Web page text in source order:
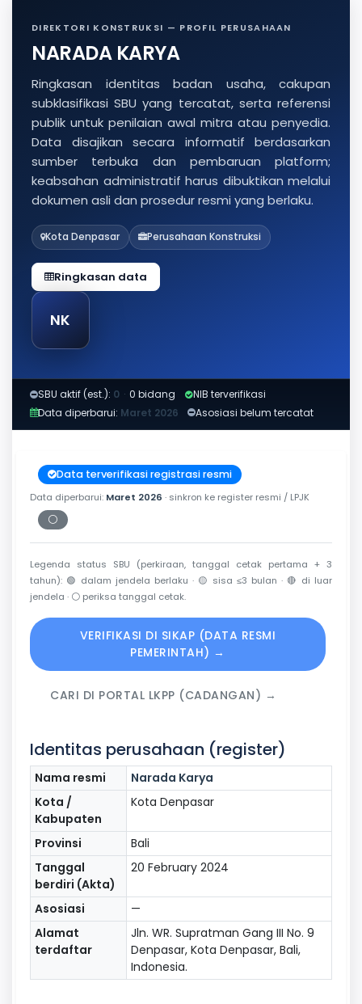
DIREKTORI KONSTRUKSI — PROFIL PERUSAHAAN
NARADA KARYA
Ringkasan identitas badan usaha, cakupan
subklasifikasi SBU yang tercatat, serta referensi
publik untuk penilaian awal mitra atau penyedia.
Data disajikan secara informatif berdasarkan
sumber terbuka dan pembaruan platform;
keabsahan administratif harus dibuktikan melalui
dokumen asli dan prosedur resmi yang berlaku.
Kota Denpasar Perusahaan Konstruksi
Ringkasan data
NK
SBU aktif (est.): 0 · 0 bidang
NIB terverifikasi
Data diperbarui: Maret 2026 Asosiasi belum tercatat
Data terverifikasi registrasi resmi
Data diperbarui: Maret 2026 · sinkron ke register resmi / LPJK
⚪
Periksa tanggal cetak
Legenda status SBU (perkiraan, tanggal cetak pertama + 3
tahun): 🟢 dalam jendela berlaku · 🟡 sisa ≤3 bulan · 🔴 di luar
jendela · ⚪ periksa tanggal cetak.
VERIFIKASI DI SIKAP (DATA RESMI
PEMERINTAH) →
CARI DI PORTAL LKPP (CADANGAN) →
Identitas perusahaan (register)
Nama resmi
Narada Karya
Kota /
Kabupaten
Kota Denpasar
Provinsi
Bali
Tanggal
berdiri (Akta)
20 February 2024
Asosiasi
—
Alamat
terdaftar
Jln. WR. Supratman Gang III No. 9
Denpasar, Kota Denpasar, Bali,
Indonesia.